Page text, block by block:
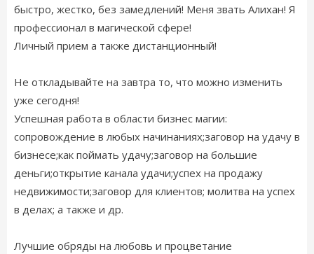
быстро, жестко, без замедлений! Меня звать Алихан! Я
профессионал в магической сфере!
Личный прием а также дистанционный!
Не откладывайте на завтра то, что можно изменить
уже сегодня!
Успешная работа в области бизнес магии:
сопровождение в любых начинаниях;заговор на удачу в
бизнесе;как поймать удачу;заговор на большие
деньги;открытие канала удачи;успех на продажу
недвижимости;заговор для клиентов; молитва на успех
в делах; а также и др.
Лучшие обряды на любовь и процветание